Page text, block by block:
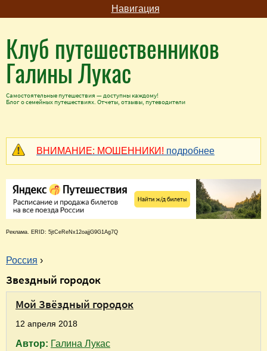
Навигация
Клуб путешественников
Галины Лукас
Самостоятельные путешествия — доступны каждому!
Блог о семейных путешествиях. Отчеты, отзывы, путеводители
ВНИМАНИЕ: МОШЕННИКИ! подробнее
Реклама. ERID: 5jtCeReNx12oajjG9G1Ag7Q
В
ы
Россия ›
Звездный городок
Мой Звёздный городок
12 апреля 2018
Автор: Галина Лукас